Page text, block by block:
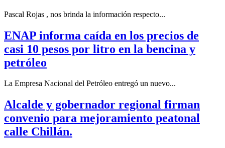
Pascal Rojas , nos brinda la información respecto...
ENAP informa caída en los precios de
casi 10 pesos por litro en la bencina y
petróleo
La Empresa Nacional del Petróleo entregó un nuevo...
Alcalde y gobernador regional firman
convenio para mejoramiento peatonal
calle Chillán.